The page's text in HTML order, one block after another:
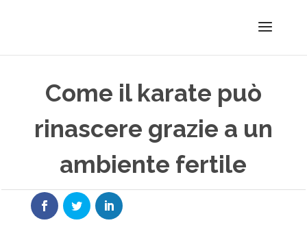
Come il karate può
rinascere grazie a un
ambiente fertile